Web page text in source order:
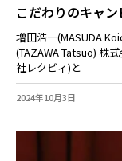
こだわりのキャ
増田浩一(MASUDA
(TAZAWA Tatsuo) 株
社レクビィ)と
2024年10月3日